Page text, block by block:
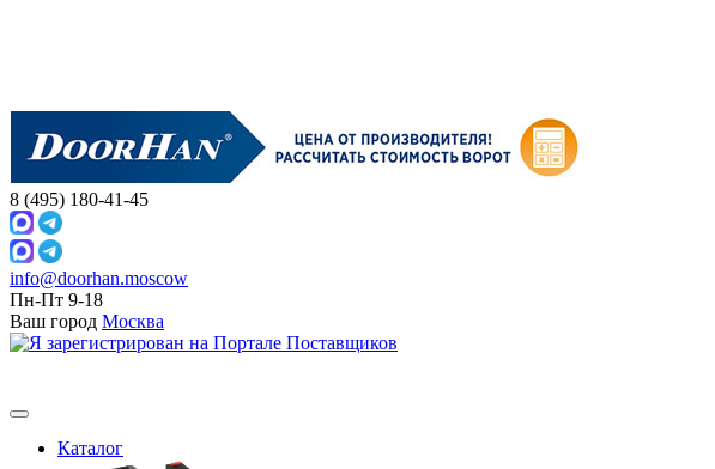
8 (495) 180-41-45
info@doorhan.moscow
Пн-Пт 9-18
Ваш город Москва
Каталог